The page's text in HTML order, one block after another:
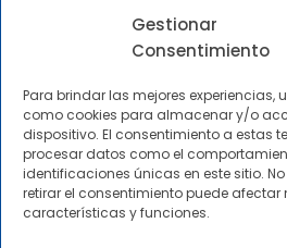
Gestionar
Consentimiento
Para brindar las mejores experiencias,
como cookies para almacenar y/o
dispositivo. El consentimiento a estas
procesar datos como el
identificaciones únicas en este sitio.
retirar el consentimiento puede
características y funciones.
OTROS ENLACES
Perfil del contratante